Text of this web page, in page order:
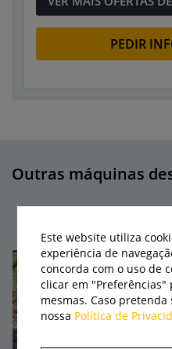
PEDIR
Outras máquinas
Este website utiliza
experiência de
concorda com o uso de
clicar em "Preferências"
mesmas. Caso
nossa Política de